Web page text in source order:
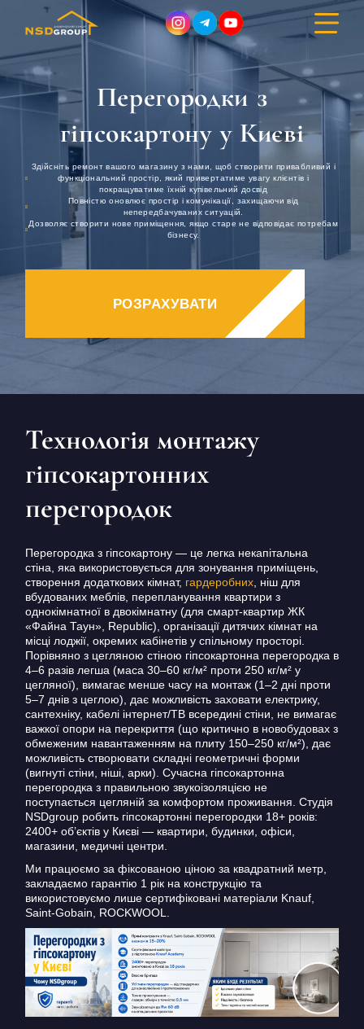
ДИЗАЙН ІНТЕР’ЄРУ
РЕМОНТ
БУДІВНИЦТВО
ПОРТФОЛІО
UK RU
+380671500551
Замовити дзвінок зараз
Перегородки з
гіпсокартону у Києві
Здійсніть ремонт вашого магазину з нами, щоб створити привабливий і
функціональний простір, який привертатиме увагу клієнтів і
покращуватиме їхній купівельний досвід
Повністю оновлює простір і комунікації, захищаючи від
непередбачуваних ситуацій.
Дозволяє створити нове приміщення, якщо старе не відповідає потребам
бізнесу.
РОЗРАХУВАТИ
Технологія монтажу
гіпсокартонних
перегородок
Перегородка з гіпсокартону — це легка некапітальна
стіна, яка використовується для зонування приміщень,
створення додаткових кімнат, гардеробних, ніш для
вбудованих меблів, перепланування квартири з
однокімнатної в двокімнатну (для смарт-квартир ЖК
«Файна Таун», Republic), організації дитячих кімнат на
місці лоджії, окремих кабінетів у спільному просторі.
Порівняно з цегляною стіною гіпсокартонна перегородка в
4–6 разів легша (маса 30–60 кг/м² проти 250 кг/м² у
цегляної), вимагає менше часу на монтаж (1–2 дні проти
5–7 днів з цеглою), дає можливість заховати електрику,
сантехніку, кабелі інтернет/ТВ всередині стіни, не вимагає
важкої опори на перекриття (що критично в новобудовах з
обмеженим навантаженням на плиту 150–250 кг/м²), дає
можливість створювати складні геометричні форми
(вигнуті стіни, ніші, арки). Сучасна гіпсокартонна
перегородка з правильною звукоізоляцією не
поступається цегляній за комфортом проживання. Студія
NSDgroup робить гіпсокартонні перегородки 18+ років:
2400+ об’єктів у Києві — квартири, будинки, офіси,
магазини, медичні центри.
Ми працюємо за фіксованою ціною за квадратний метр,
закладаємо гарантію 1 рік на конструкцію та
використовуємо лише сертифіковані матеріали Knauf,
Saint-Gobain, ROCKWOOL.